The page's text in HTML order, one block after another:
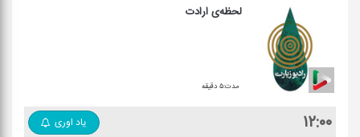
لحظه‌ی ارادت
مدت:۵ دقیقه
۱۲:۰۰ یاد اوری